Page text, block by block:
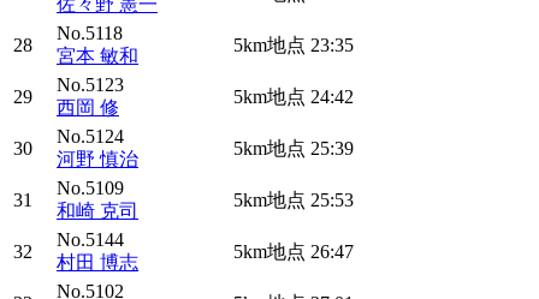
佐々野 憲一
28
No.5118
宮本 敏和
5km地点 23:35
29
No.5123
西岡 修
5km地点 24:42
30
No.5124
河野 慎治
5km地点 25:39
31
No.5109
和崎 克司
5km地点 25:53
32
No.5144
村田 博志
5km地点 26:47
No.5102